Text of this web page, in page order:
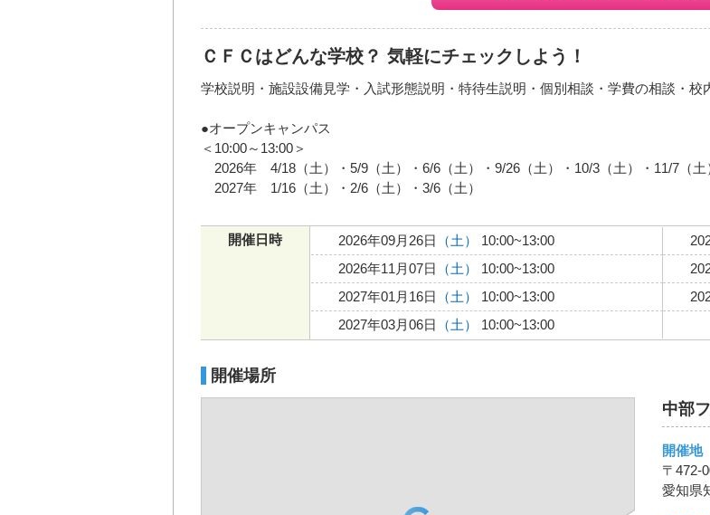
ＣＦＣはどんな学校？ 気軽にチェックしよう！
学校説明・施設設備見学・入試形態説明・特待生説明・個別相談・学費の相談・校
●オープンキャンパス
＜10:00～13:00＞
2026年 4/18（土）・5/9（土）・6/6（土）・9/26（土）・10/3（土）・11/7（土
2027年 1/16（土）・2/6（土）・3/6（土）
開催日時 2026年09月26日 （土） 10:00~13:00
2026年11月07日
（土） 10:00~13:00
2027年01月16日
（土） 10:00~13:00
2027年03月06日
（土） 10:00~13:00
開催場所
中部
開催地
〒472-
愛知県